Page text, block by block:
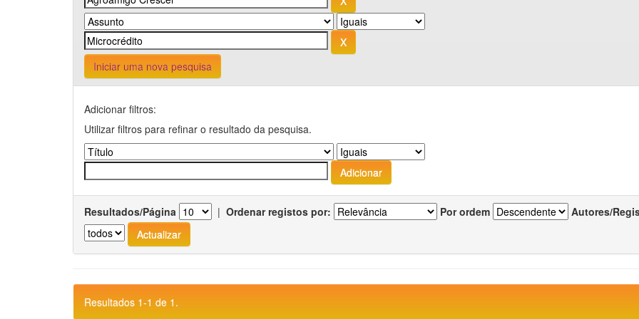
Iniciar uma nova pesquisa
Adicionar filtros:
Utilizar filtros para refinar o resultado da pesquisa.
Resultados/Página | Ordenar registos por: Por ordem Autores/
Resultados 1-1 de 1.